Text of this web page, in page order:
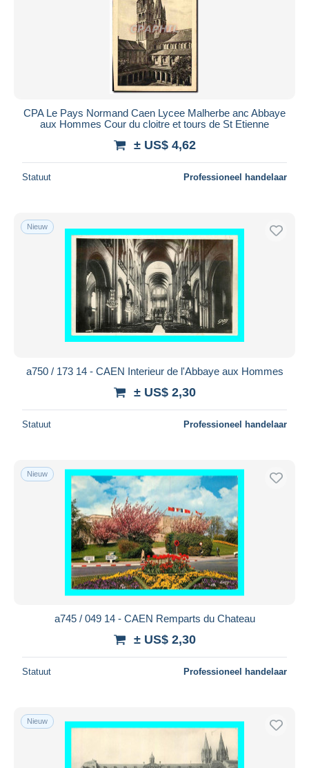
CPA Le Pays Normand Caen Lycee Malherbe anc Abbaye
aux Hommes Cour du cloitre et tours de St Etienne
± US$ 4,62
Statuut Professioneel handelaar
Nieuw
a750 / 173 14 - CAEN Interieur de l'Abbaye aux Hommes
± US$ 2,30
Statuut Professioneel handelaar
Nieuw
a745 / 049 14 - CAEN Remparts du Chateau
± US$ 2,30
Statuut Professioneel handelaar
Nieuw